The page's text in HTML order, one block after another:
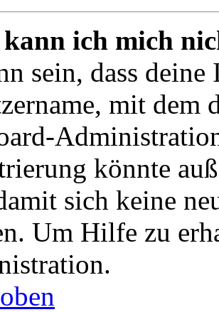
ich mich
sein, dass
mit dem
könnte
sich keine
Um Hilfe zu